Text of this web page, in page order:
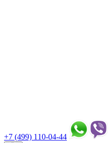
+7 (499) 110-04-44